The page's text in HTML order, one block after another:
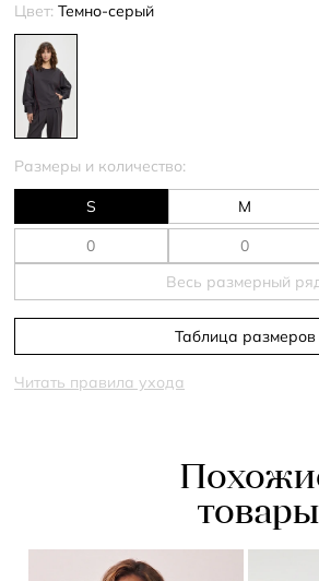
Цвет: Темно-серый
Размеры и количество:
S M
Весь размерный
Таблица размеров
Читать правила ухода
товары